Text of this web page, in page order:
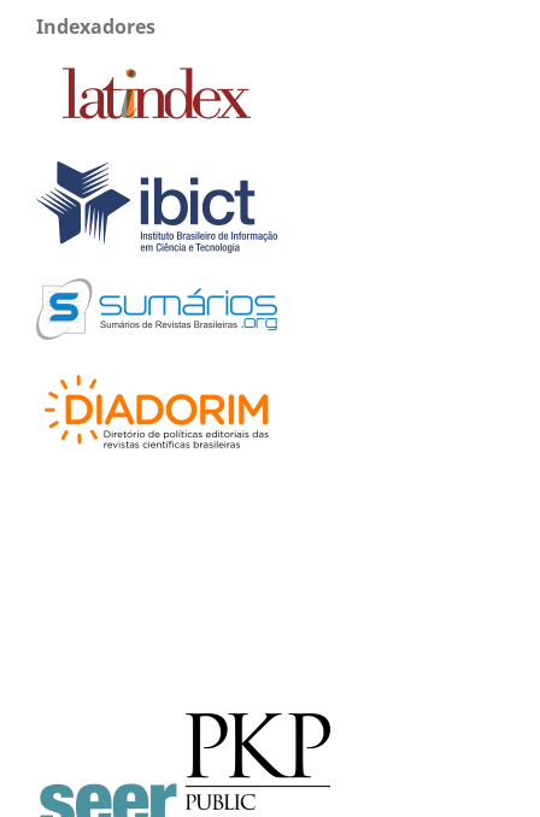
Indexadores